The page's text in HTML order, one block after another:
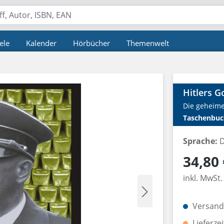
Kalender Hörbücher Themenwelt
Hitlers
Die
Sprache:
Regulärer
34,80
inkl. MwSt.